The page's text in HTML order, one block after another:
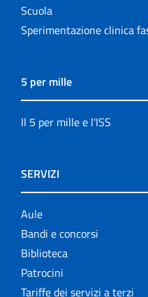
Scuola
Sperimentazione clinica
5 per mille
Il 5 per mille e l'ISS
SERVIZI
Aule
Bandi e concorsi
Biblioteca
Patrocini
Tariffe dei servizi a terzi